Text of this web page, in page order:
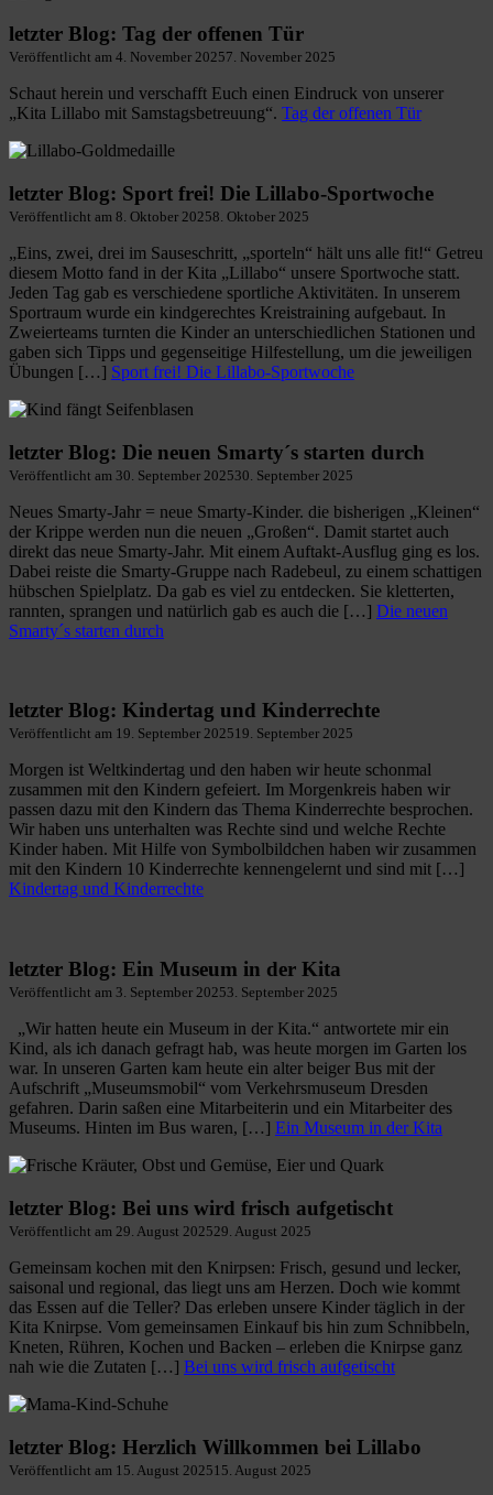
letzter Blog: Tag der offenen Tür
Veröffentlicht am 4. November 20257. November 2025
Schaut herein und verschafft Euch einen Eindruck von unserer
„Kita Lillabo mit Samstagsbetreuung“. Tag der offenen Tür
letzter Blog: Sport frei! Die Lillabo-Sportwoche
Veröffentlicht am 8. Oktober 20258. Oktober 2025
„Eins, zwei, drei im Sauseschritt, „sporteln“ hält uns alle fit!“ Getreu
diesem Motto fand in der Kita „Lillabo“ unsere Sportwoche statt.
Jeden Tag gab es verschiedene sportliche Aktivitäten. In unserem
Sportraum wurde ein kindgerechtes Kreistraining aufgebaut. In
Zweierteams turnten die Kinder an unterschiedlichen Stationen und
gaben sich Tipps und gegenseitige Hilfestellung, um die jeweiligen
Übungen […] Sport frei! Die Lillabo-Sportwoche
letzter Blog: Die neuen Smarty´s starten durch
Veröffentlicht am 30. September 202530. September 2025
Neues Smarty-Jahr = neue Smarty-Kinder. die bisherigen „Kleinen“
der Krippe werden nun die neuen „Großen“. Damit startet auch
direkt das neue Smarty-Jahr. Mit einem Auftakt-Ausflug ging es los.
Dabei reiste die Smarty-Gruppe nach Radebeul, zu einem schattigen
hübschen Spielplatz. Da gab es viel zu entdecken. Sie kletterten,
rannten, sprangen und natürlich gab es auch die […] Die neuen
Smarty´s starten durch
letzter Blog: Kindertag und Kinderrechte
Veröffentlicht am 19. September 202519. September 2025
Morgen ist Weltkindertag und den haben wir heute schonmal
zusammen mit den Kindern gefeiert. Im Morgenkreis haben wir
passen dazu mit den Kindern das Thema Kinderrechte besprochen.
Wir haben uns unterhalten was Rechte sind und welche Rechte
Kinder haben. Mit Hilfe von Symbolbildchen haben wir zusammen
mit den Kindern 10 Kinderrechte kennengelernt und sind mit […]
Kindertag und Kinderrechte
letzter Blog: Ein Museum in der Kita
Veröffentlicht am 3. September 20253. September 2025
„Wir hatten heute ein Museum in der Kita.“ antwortete mir ein
Kind, als ich danach gefragt hab, was heute morgen im Garten los
war. In unseren Garten kam heute ein alter beiger Bus mit der
Aufschrift „Museumsmobil“ vom Verkehrsmuseum Dresden
gefahren. Darin saßen eine Mitarbeiterin und ein Mitarbeiter des
Museums. Hinten im Bus waren, […] Ein Museum in der Kita
letzter Blog: Bei uns wird frisch aufgetischt
Veröffentlicht am 29. August 202529. August 2025
Gemeinsam kochen mit den Knirpsen: Frisch, gesund und lecker,
saisonal und regional, das liegt uns am Herzen. Doch wie kommt
das Essen auf die Teller? Das erleben unsere Kinder täglich in der
Kita Knirpse. Vom gemeinsamen Einkauf bis hin zum Schnibbeln,
Kneten, Rühren, Kochen und Backen – erleben die Knirpse ganz
nah wie die Zutaten […] Bei uns wird frisch aufgetischt
letzter Blog: Herzlich Willkommen bei Lillabo
Veröffentlicht am 15. August 202515. August 2025